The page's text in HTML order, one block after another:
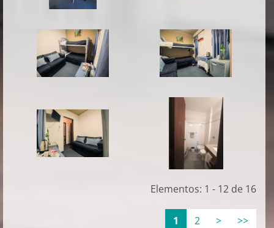
Elementos: 1 - 12 de 16
1 2 > >>